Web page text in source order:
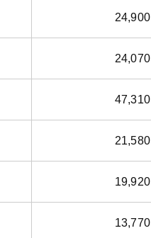
24,900
24,070
47,310
21,580
19,920
13,770